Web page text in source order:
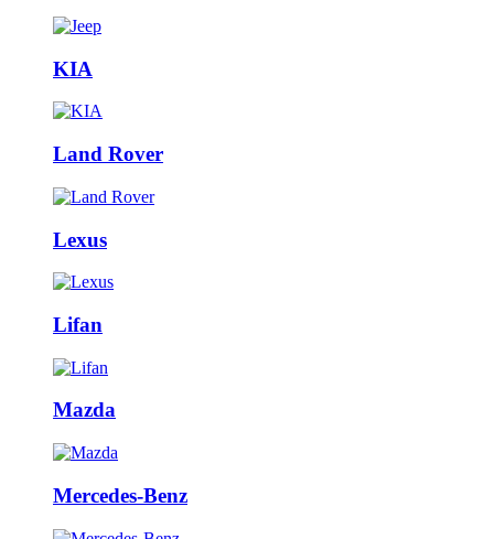
KIA
Land Rover
Lexus
Lifan
Mazda
Mercedes-Benz